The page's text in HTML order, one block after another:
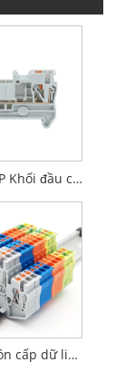
JPT 2.5/1P Khối đầu cuối kết nối cắm vào Chứng chỉ CE nhanh để tự lắp ráp
Đẩy nguồn cấp dữ liệu kết nối thông qua khối đầu cuối gắn trên thanh ray Din Tiêu chuẩn IEC 60947-7-1